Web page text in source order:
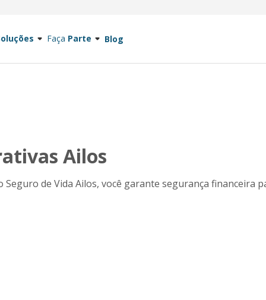
Faça Parte Blog
Ailos
de Vida Ailos, você garante segurança financeira